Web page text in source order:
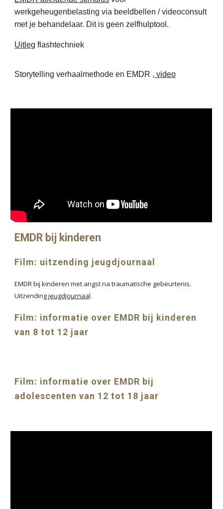
werkgeheugenbelasting via beeldbellen / videoconsult
met je behandelaar. Dit is geen zelfhulptool.
Uitleg flashtechniek
Storytelling verhaalmethode en EMDR , video
EMDR bij kinderen
Film: uitzending jeugdjournaal
EMDR bij kinderen met angst na traumatische gebeurtenis.
Uitzendingjeugdjournaal.
Film: informatie over EMDR bij kinderen
van 8 tot 12 jaar
Film: informatie over EMDR bij
adolescenten van 12 tot 18 jaar